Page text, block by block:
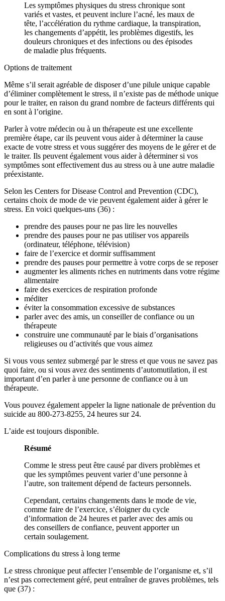
Les symptômes physiques du stress chronique sont
variés et vastes, et peuvent inclure l’acné, les maux de
tête, l’accélération du rythme cardiaque, la transpiration,
les changements d’appétit, les problèmes digestifs, les
douleurs chroniques et des infections ou des épisodes
de maladie plus fréquents.
Options de traitement
Même s’il serait agréable de disposer d’une pilule unique capable
d’éliminer complètement le stress, il n’existe pas de méthode unique
pour le traiter, en raison du grand nombre de facteurs différents qui
en sont à l’origine.
Parler à votre médecin ou à un thérapeute est une excellente
première étape, car ils peuvent vous aider à déterminer la cause
exacte de votre stress et vous suggérer des moyens de le gérer et de
le traiter. Ils peuvent également vous aider à déterminer si vos
symptômes sont effectivement dus au stress ou à une autre maladie
préexistante.
Selon les Centers for Disease Control and Prevention (CDC),
certains choix de mode de vie peuvent également aider à gérer le
stress. En voici quelques-uns (36) :
prendre des pauses pour ne pas lire les nouvelles
prendre des pauses pour ne pas utiliser vos appareils
(ordinateur, téléphone, télévision)
faire de l’exercice et dormir suffisamment
prendre des pauses pour permettre à votre corps de se reposer
augmenter les aliments riches en nutriments dans votre régime
alimentaire
faire des exercices de respiration profonde
méditer
éviter la consommation excessive de substances
parler avec des amis, un conseiller de confiance ou un
thérapeute
construire une communauté par le biais d’organisations
religieuses ou d’activités que vous aimez
Si vous vous sentez submergé par le stress et que vous ne savez pas
quoi faire, ou si vous avez des sentiments d’automutilation, il est
important d’en parler à une personne de confiance ou à un
thérapeute.
Vous pouvez également appeler la ligne nationale de prévention du
suicide au 800-273-8255, 24 heures sur 24.
L’aide est toujours disponible.
Résumé
Comme le stress peut être causé par divers problèmes et
que les symptômes peuvent varier d’une personne à
l’autre, son traitement dépend de facteurs personnels.
Cependant, certains changements dans le mode de vie,
comme faire de l’exercice, s’éloigner du cycle
d’information de 24 heures et parler avec des amis ou
des conseillers de confiance, peuvent apporter un
certain soulagement.
Complications du stress à long terme
Le stress chronique peut affecter l’ensemble de l’organisme et, s’il
n’est pas correctement géré, peut entraîner de graves problèmes, tels
que (37) :